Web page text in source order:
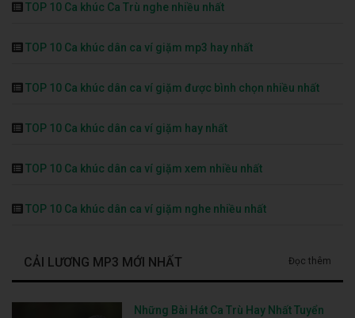
TOP 10 Ca khúc Ca Trù nghe nhiều nhất
TOP 10 Ca khúc dân ca ví giặm mp3 hay nhất
TOP 10 Ca khúc dân ca ví giặm được bình chọn nhiều nhất
TOP 10 Ca khúc dân ca ví giặm hay nhất
TOP 10 Ca khúc dân ca ví giặm xem nhiều nhất
TOP 10 Ca khúc dân ca ví giặm nghe nhiều nhất
CẢI LƯƠNG MP3 MỚI NHẤT Đọc thêm
Những Bài Hát Ca Trù Hay Nhất Tuyển